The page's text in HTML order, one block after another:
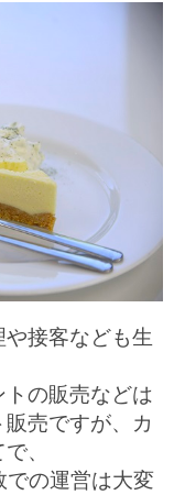
接客なども生
の販売などは
売ですが、カ
、
での運営は大変